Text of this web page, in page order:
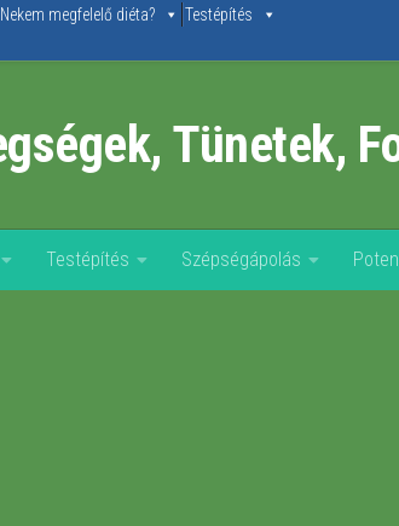
megfelelő diéta? Testépítés
Tünetek,
Testépítés Szépségápolás